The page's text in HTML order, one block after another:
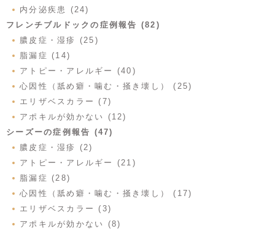
内分泌疾患 (24)
フレンチブルドックの症例報告 (82)
膿皮症・湿疹 (25)
脂漏症 (14)
アトピー・アレルギー (40)
心因性（舐め癖・噛む・掻き壊し） (25)
エリザベスカラー (7)
アポキルが効かない (12)
シーズーの症例報告 (47)
膿皮症・湿疹 (2)
アトピー・アレルギー (21)
脂漏症 (28)
心因性（舐め癖・噛む・掻き壊し） (17)
エリザベスカラー (3)
アポキルが効かない (8)